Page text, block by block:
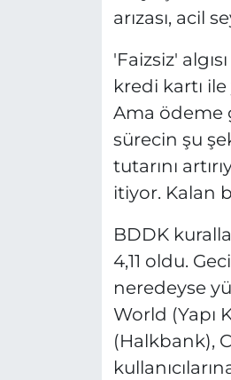
arızası, acil
'Faizsiz'
kredi kartı
Ama ödeme
sürecin şu
tutarını
itiyor. Kalan
BDDK
4,11 oldu.
neredeyse
World (Yapı
(Halkbank),